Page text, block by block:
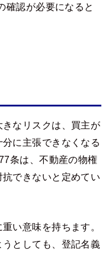
確認が必要になると
なリスクは、買主が
に主張できなくなる
条は、不動産の物権
できないと定めてい
い意味を持ちます。
としても、登記名義